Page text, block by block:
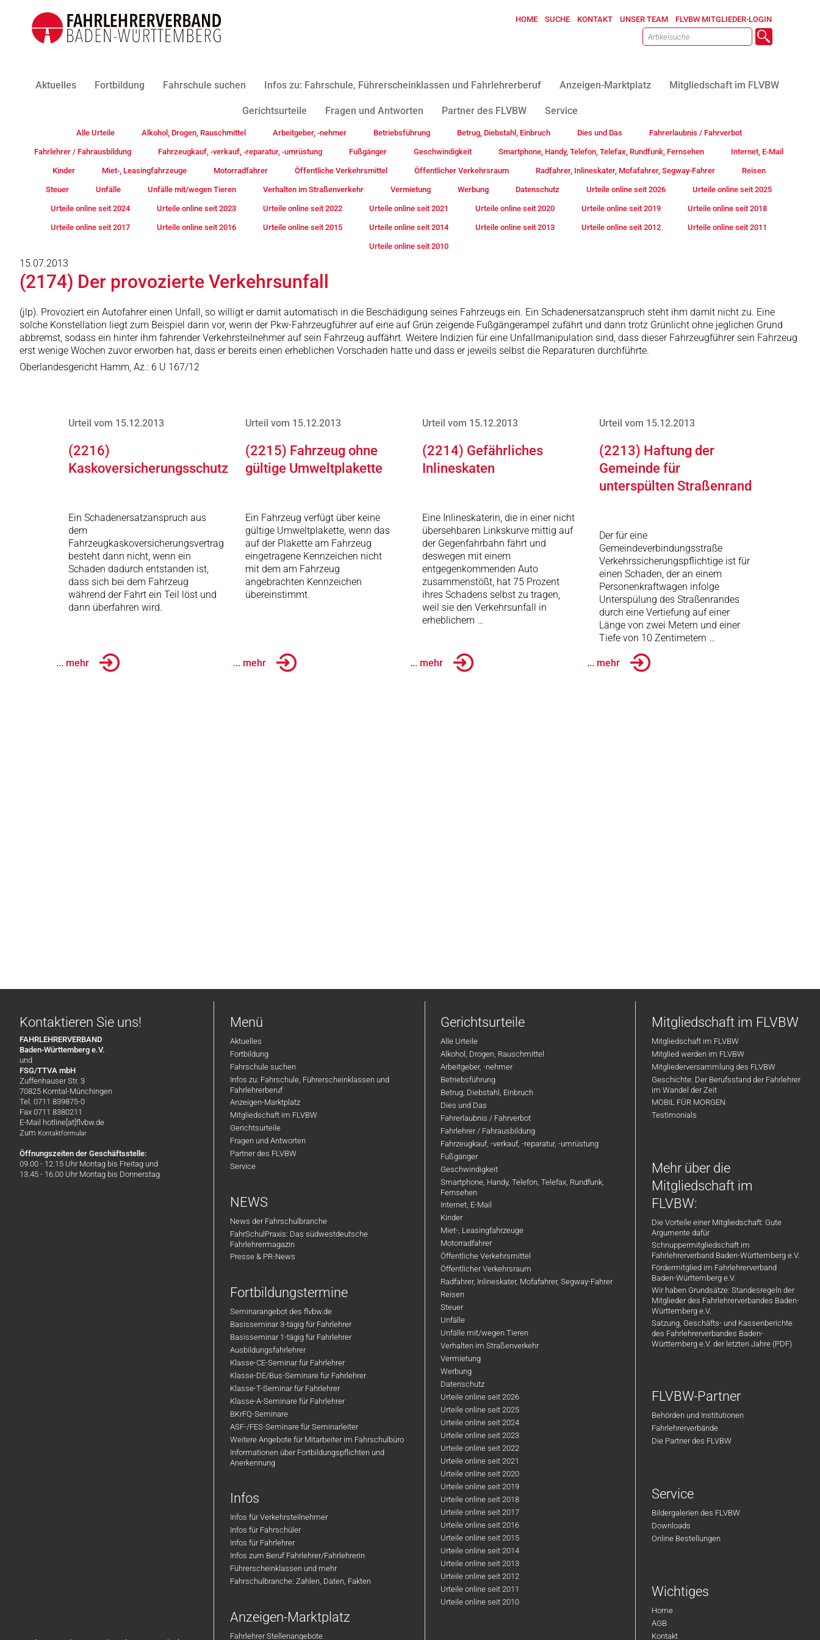
HOME SUCHE KONTAKT UNSER TEAM FLVBW MITGLIEDER-LOGIN
Aktuelles Fortbildung Fahrschule suchen Infos zu: Fahrschule, Führerscheinklassen und Fahrlehrerberuf Anzeigen-Marktplatz Mitgliedschaft im FLVBW
Gerichtsurteile Fragen und Antworten Partner des FLVBW Service
Alle Urteile Alkohol, Drogen, Rauschmittel Arbeitgeber, -nehmer Betriebsführung Betrug, Diebstahl, Einbruch Dies und Das Fahrerlaubnis / Fahrverbot
Fahrlehrer / Fahrausbildung Fahrzeugkauf, -verkauf, -reparatur, -umrüstung Fußgänger Geschwindigkeit Smartphone, Handy, Telefon, Telefax, Rundfunk, Fernsehen Internet, E-Mail
Kinder Miet-, Leasingfahrzeuge Motorradfahrer Öffentliche Verkehrsmittel Öffentlicher Verkehrsraum Radfahrer, Inlineskater, Mofafahrer, Segway-Fahrer Reisen
Steuer Unfälle Unfälle mit/wegen Tieren Verhalten im Straßenverkehr Vermietung Werbung Datenschutz Urteile online seit 2026 Urteile online seit 2025
Urteile online seit 2024 Urteile online seit 2023 Urteile online seit 2022 Urteile online seit 2021 Urteile online seit 2020 Urteile online seit 2019 Urteile online seit 2018
Urteile online seit 2017 Urteile online seit 2016 Urteile online seit 2015 Urteile online seit 2014 Urteile online seit 2013 Urteile online seit 2012 Urteile online seit 2011
Urteile online seit 2010
15.07.2013
(2174) Der provozierte Verkehrsunfall
(jlp). Provoziert ein Autofahrer einen Unfall, so willigt er damit automatisch in die Beschädigung seines Fahrzeugs ein. Ein Schadenersatzanspruch steht ihm damit nicht zu. Eine
solche Konstellation liegt zum Beispiel dann vor, wenn der Pkw-Fahrzeugführer auf eine auf Grün zeigende Fußgängerampel zufährt und dann trotz Grünlicht ohne jeglichen Grund
abbremst, sodass ein hinter ihm fahrender Verkehrsteilnehmer auf sein Fahrzeug auffährt. Weitere Indizien für eine Unfallmanipulation sind, dass dieser Fahrzeugführer sein Fahrzeug
erst wenige Wochen zuvor erworben hat, dass er bereits einen erheblichen Vorschaden hatte und dass er jeweils selbst die Reparaturen durchführte.
Oberlandesgericht Hamm, Az.: 6 U 167/12
Urteil vom 15.12.2013
(2216)
Kaskoversicherungsschutz
Ein Schadenersatzanspruch aus
dem
Fahrzeugkaskoversicherungsvertrag
besteht dann nicht, wenn ein
Schaden dadurch entstanden ist,
dass sich bei dem Fahrzeug
während der Fahrt ein Teil löst und
dann überfahren wird.
... mehr
Urteil vom 15.12.2013
(2215) Fahrzeug ohne
gültige Umweltplakette
Ein Fahrzeug verfügt über keine
gültige Umweltplakette, wenn das
auf der Plakette am Fahrzeug
eingetragene Kennzeichen nicht
mit dem am Fahrzeug
angebrachten Kennzeichen
übereinstimmt.
... mehr
Urteil vom 15.12.2013
(2214) Gefährliches
Inlineskaten
Eine Inlineskaterin, die in einer nicht
übersehbaren Linkskurve mittig auf
der Gegenfahrbahn fährt und
deswegen mit einem
entgegenkommenden Auto
zusammenstößt, hat 75 Prozent
ihres Schadens selbst zu tragen,
weil sie den Verkehrsunfall in
erheblichem …
... mehr
Urteil vom 15.12.2013
(2213) Haftung der
Gemeinde für
unterspülten Straßenrand
Der für eine
Gemeindeverbindungsstraße
Verkehrssicherungspflichtige ist für
einen Schaden, der an einem
Personenkraftwagen infolge
Unterspülung des Straßenrandes
durch eine Vertiefung auf einer
Länge von zwei Metern und einer
Tiefe von 10 Zentimetern …
... mehr
Kontaktieren Sie uns!
FAHRLEHRERVERBAND
Baden-Württemberg e.V.
und
FSG/TTVA mbH
Zuffenhauser Str. 3
70825 Korntal-Münchingen
Tel. 0711 839875-0
Fax 0711 8380211
E-Mail hotline[at]flvbw.de
Zum Kontaktformular
Öffnungszeiten der Geschäftsstelle:
09.00 - 12.15 Uhr Montag bis Freitag und
13.45 - 16.00 Uhr Montag bis Donnerstag
Menü
Aktuelles
Fortbildung
Fahrschule suchen
Infos zu: Fahrschule, Führerscheinklassen und
Fahrlehrerberuf
Anzeigen-Marktplatz
Mitgliedschaft im FLVBW
Gerichtsurteile
Fragen und Antworten
Partner des FLVBW
Service
NEWS
News der Fahrschulbranche
FahrSchulPraxis: Das südwestdeutsche
Fahrlehrermagazin
Presse & PR-News
Fortbildungstermine
Seminarangebot des flvbw.de
Basisseminar 3-tägig für Fahrlehrer
Basisseminar 1-tägig für Fahrlehrer
Ausbildungsfahrlehrer
Klasse-CE-Seminar für Fahrlehrer
Klasse-DE/Bus-Seminare für Fahrlehrer
Klasse-T-Seminar für Fahrlehrer
Klasse-A-Seminare für Fahrlehrer
BKrFQ-Seminare
ASF-/FES-Seminare für Seminarleiter
Weitere Angebote für Mitarbeiter im Fahrschulbüro
Informationen über Fortbildungspflichten und
Anerkennung
Infos
Infos für Verkehrsteilnehmer
Infos für Fahrschüler
Infos für Fahrlehrer
Infos zum Beruf Fahrlehrer/Fahrlehrerin
Führerscheinklassen und mehr
Fahrschulbranche: Zahlen, Daten, Fakten
Anzeigen-Marktplatz
Fahrlehrer Stellenangebote
Gerichtsurteile
Alle Urteile
Alkohol, Drogen, Rauschmittel
Arbeitgeber, -nehmer
Betriebsführung
Betrug, Diebstahl, Einbruch
Dies und Das
Fahrerlaubnis / Fahrverbot
Fahrlehrer / Fahrausbildung
Fahrzeugkauf, -verkauf, -reparatur, -umrüstung
Fußgänger
Geschwindigkeit
Smartphone, Handy, Telefon, Telefax, Rundfunk,
Fernsehen
Internet, E-Mail
Kinder
Miet-, Leasingfahrzeuge
Motorradfahrer
Öffentliche Verkehrsmittel
Öffentlicher Verkehrsraum
Radfahrer, Inlineskater, Mofafahrer, Segway-Fahrer
Reisen
Steuer
Unfälle
Unfälle mit/wegen Tieren
Verhalten im Straßenverkehr
Vermietung
Werbung
Datenschutz
Urteile online seit 2026
Urteile online seit 2025
Urteile online seit 2024
Urteile online seit 2023
Urteile online seit 2022
Urteile online seit 2021
Urteile online seit 2020
Urteile online seit 2019
Urteile online seit 2018
Urteile online seit 2017
Urteile online seit 2016
Urteile online seit 2015
Urteile online seit 2014
Urteile online seit 2013
Urteile online seit 2012
Urteile online seit 2011
Urteile online seit 2010
Mitgliedschaft im FLVBW
Mitgliedschaft im FLVBW
Mitglied werden im FLVBW
Mitgliederversammlung des FLVBW
Geschichte: Der Berufsstand der Fahrlehrer
im Wandel der Zeit
MOBIL FÜR MORGEN
Testimonials
Mehr über die
Mitgliedschaft im
FLVBW:
Die Vorteile einer Mitgliedschaft: Gute
Argumente dafür
Schnuppermitgliedschaft im
Fahrlehrerverband Baden-Württemberg e.V.
Fördermitglied im Fahrlehrerverband
Baden-Württemberg e.V.
Wir haben Grundsätze: Standesregeln der
Mitglieder des Fahrlehrerverbandes Baden-
Württemberg e.V.
Satzung, Geschäfts- und Kassenberichte
des Fahrlehrerverbandes Baden-
Württemberg e.V. der letzten Jahre (PDF)
FLVBW-Partner
Behörden und Institutionen
Fahrlehrerverbände
Die Partner des FLVBW
Service
Bildergalerien des FLVBW
Downloads
Online Bestellungen
Wichtiges
Home
AGB
Kontakt